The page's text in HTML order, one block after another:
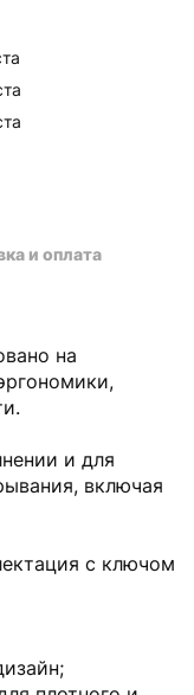
на
и для
включая
с ключом
и оплата